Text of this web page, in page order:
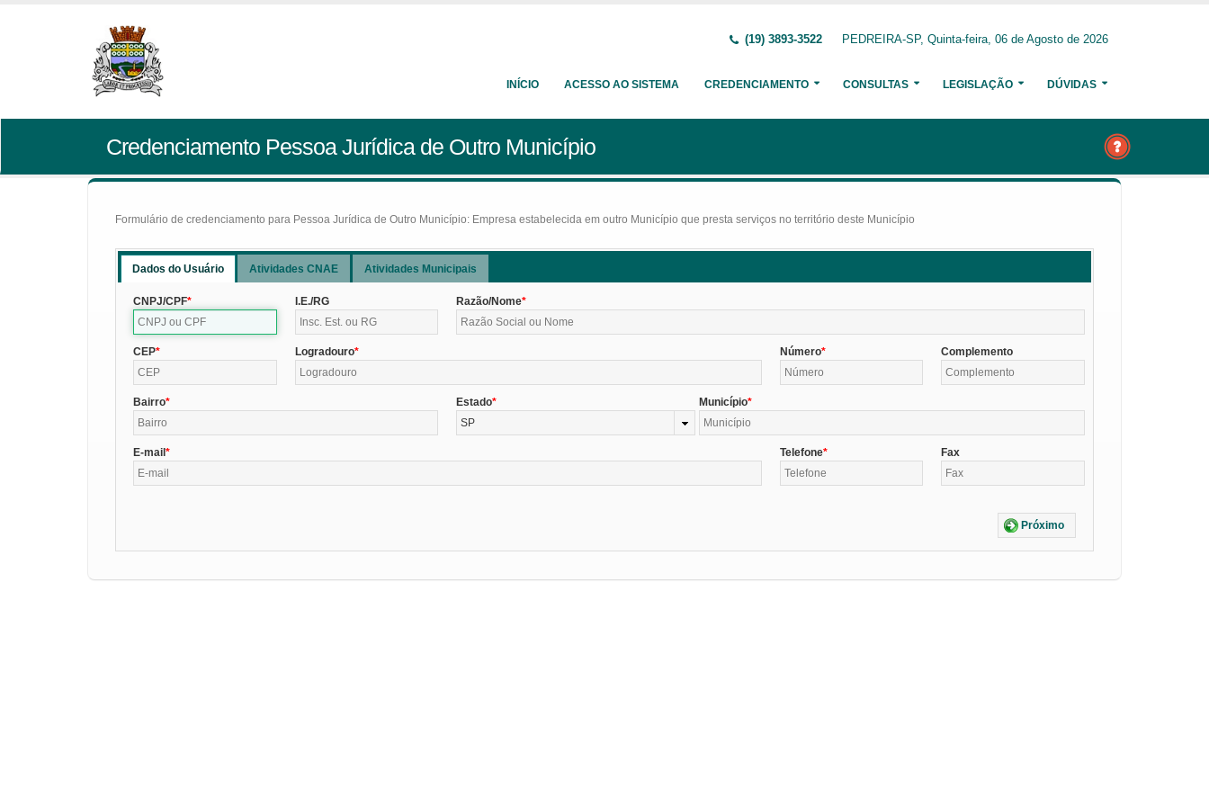
(19) 3893-3522 PEDREIRA-SP, Quinta-feira, 06 de Agosto de 2026
INÍCIO ACESSO AO SISTEMA CREDENCIAMENTO CONSULTAS LEGISLAÇÃO DÚVIDAS
Credenciamento Pessoa Jurídica de Outro Município
Formulário de credenciamento para Pessoa Jurídica de Outro Município: Empresa estabelecida em outro Município que presta serviços no território deste Município
Dados do Usuário Atividades CNAE Atividades Municipais
CNPJ/CPF I.E./RG Razão/Nome
CEP Logradouro Número Complemento
Bairro
Estado
SP
Município
E-mail Telefone Fax
Próximo